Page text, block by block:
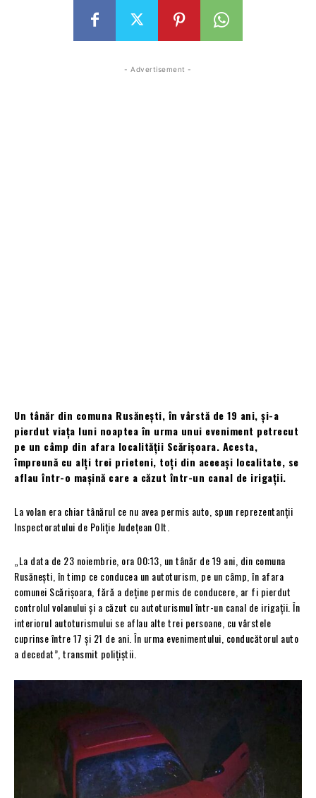
- Advertisement -
Un tânăr din comuna Rusănești, în vârstă de 19 ani, și-a
pierdut viața luni noaptea în urma unui eveniment petrecut
pe un câmp din afara localității Scărișoara. Acesta,
împreună cu alți trei prieteni, toți din aceeași localitate, se
aflau într-o mașină care a căzut într-un canal de irigații.
La volan era chiar tânărul ce nu avea permis auto, spun reprezentanții
Inspectoratului de Poliție Județean Olt.
„La data de 23 noiembrie, ora 00:13, un tânăr de 19 ani, din comuna
Rusănești, în timp ce conducea un autoturism, pe un câmp, în afara
comunei Scărișoara, fără a deține permis de conducere, ar fi pierdut
controlul volanului și a căzut cu autoturismul într-un canal de irigații. În
interiorul autoturismului se aflau alte trei persoane, cu vârstele
cuprinse între 17 și 21 de ani. În urma evenimentului, conducătorul auto
a decedat”, transmit polițiștii.